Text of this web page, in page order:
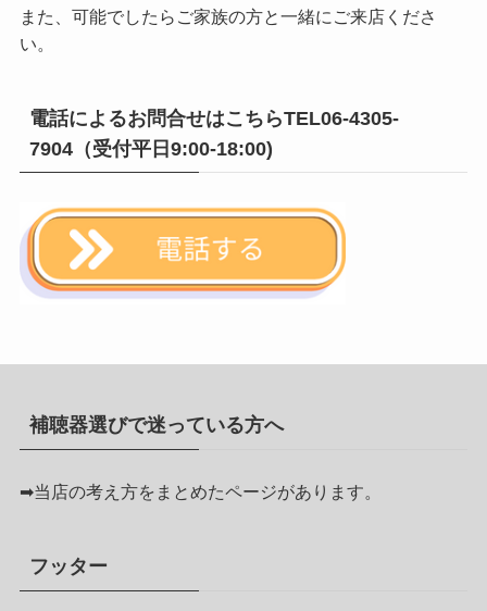
また、可能でしたらご家族の方と一緒にご来店くださ
い。
電話によるお問合せはこちらTEL06-4305-
7904（受付平日9:00-18:00)
補聴器選びで迷っている方へ
➡当店の考え方をまとめたページがあります。
フッター